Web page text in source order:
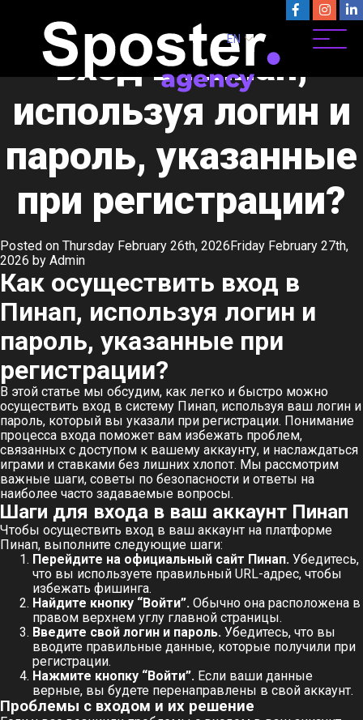
EN
Как осуществить
вход в Пинап,
используя логин и
пароль, указанные
при регистрации?
Posted on Thursday February 26th, 2026Friday February 27th,
2026 by Admin
Как осуществить вход в
Пинап, используя логин и
пароль, указанные при
регистрации?
В этой статье мы обсудим, как легко и быстро можно
осуществить вход в систему Пинап, используя ваш логин и
пароль, который вы указали при регистрации. Понимание
процесса входа поможет вам избежать проблем,
связанных с доступом к вашему аккаунту, и наслаждаться
играми и ставками без лишних хлопот. Мы рассмотрим
важные шаги, советы по безопасности и ответы на
наиболее часто задаваемые вопросы.
Шаги для входа в ваш аккаунт Пинап
Чтобы осуществить вход в ваш аккаунт на платформе
Пинап, выполните следующие шаги:
Перейдите на официальный сайт Пинап. Убедитесь,
что вы используете правильный URL-адрес, чтобы
избежать фишинга.
Найдите кнопку “Войти”. Обычно она расположена в
правом верхнем углу главной страницы.
Введите свой логин и пароль. Убедитесь, что вы
вводите правильные данные, которые получили при
регистрации.
Нажмите кнопку “Войти”. Если ваши данные
верные, вы будете перенаправлены в свой аккаунт.
Проблемы с входом и их решение